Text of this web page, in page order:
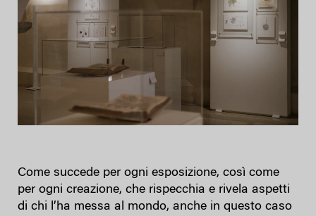
Come succede per ogni esposizione, così come
per ogni creazione, che rispecchia e rivela aspetti
di chi l’ha messa al mondo, anche in questo caso